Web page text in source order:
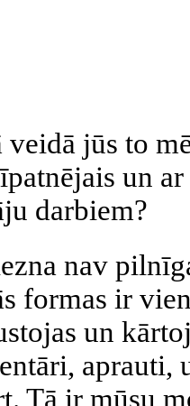
jūs to
un
darbiem?
nav
formas ir
un
aprauti,
Tā ir mūsu